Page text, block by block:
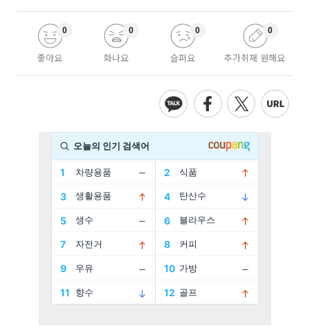
좋아요
0
화나요
0
슬퍼요
0
추가취재 원해요
0